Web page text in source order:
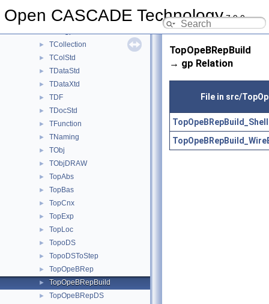
Open CASCADE Technology7.9.0
TColGeom2d
► TCollection
► TColStd
► TDataStd
► TDataXtd
► TDF
► TDocStd
► TFunction
► TNaming
► TObj
► TObjDRAW
► TopAbs
► TopBas
► TopCnx
► TopExp
► TopLoc
► TopoDS
► TopoDSToStep
► TopOpeBRep
► TopOpeBRepBuild
► TopOpeBRepDS
TopOpeBRepBuild
→ gp Relation
File in src/